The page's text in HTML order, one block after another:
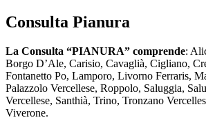
Consulta Pianura
La Consulta “PIANURA” comprende:
Borgo D’Ale, Carisio, Cavaglià, Cigliano,
Fontanetto Po, Lamporo, Livorno Ferraris,
Palazzolo Vercellese, Roppolo, Saluggia,
Vercellese, Santhià, Trino, Tronzano
Viverone.